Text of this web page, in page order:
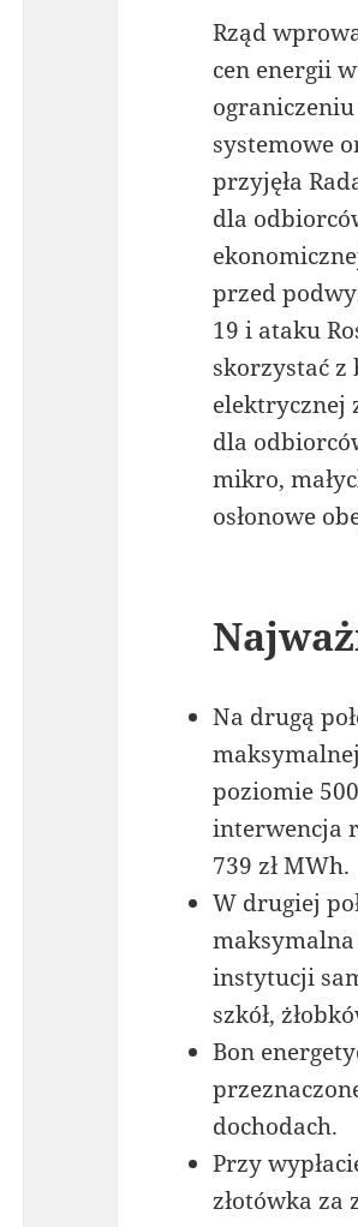
Rząd
cen energii
systemowe
przyjęła
dla
przed
19 i ataku
skorzystać z
elektrycznej
dla
mikro,
osłonowe
Na drugą
poziomie
interwencja
739 zł MWh.
W drugiej
instytucji
szkół,
Bon
dochodach.
Przy
złotówka za